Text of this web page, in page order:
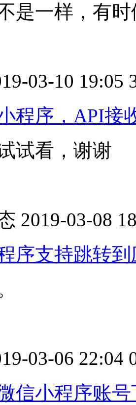
是一样，有
03-10 19:05
程序，API接
试看，谢谢
2019-03-08
序支持跳转
03-06 22:04
信小程序账